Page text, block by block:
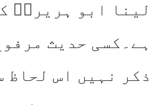
لینا ابو ہریرةؓ
ہے۔کسی حدیث
ذکر نہیں اس لحاظ